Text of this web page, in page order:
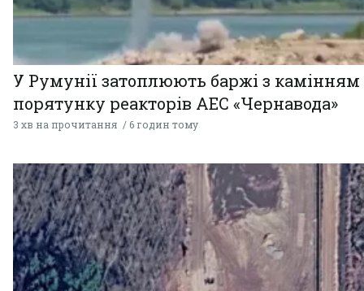
У Румунії затоплюють баржі з
порятунку реакторів АЕС «Чернавода»
3 хв на прочитання 6 годин тому